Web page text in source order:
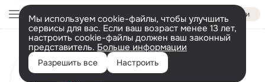
Войти
Мы используем cookie-файлы, чтобы улучшить
сервисы для вас. Если ваш возраст менее 13 лет,
настроить cookie-файлы должен ваш законный
представитель. Больше информации
Разрешить все Настроить
Исполнитель
Stefano Parisotto